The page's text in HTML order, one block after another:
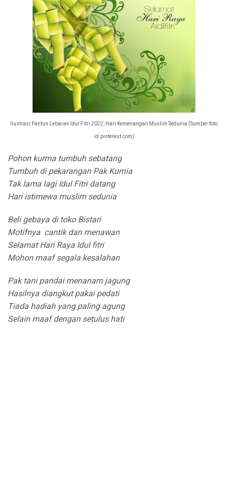
Ilustrasi Pantun Lebaran Idul Fitri 2022, Hari Kemenangan Muslim Sedunia (Sumber foto:
id.pinterest.com)
Pohon kurma tumbuh sebatang
Tumbuh di pekarangan Pak Kurnia
Tak lama lagi Idul Fitri datang
Hari istimewa muslim sedunia
Beli gebaya di toko Bistari
Motifnya cantik dan menawan
Selamat Hari Raya Idul fitri
Mohon maaf segala kesalahan
Pak tani pandai menanam jagung
Hasilnya diangkut pakai pedati
Tiada hadiah yang paling agung
Selain maaf dengan setulus hati